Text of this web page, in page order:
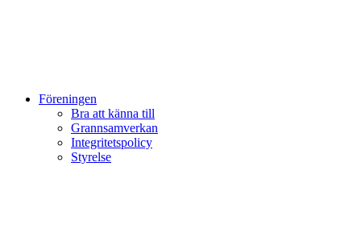
Föreningen
Bra att känna till
Grannsamverkan
Integritetspolicy
Styrelse